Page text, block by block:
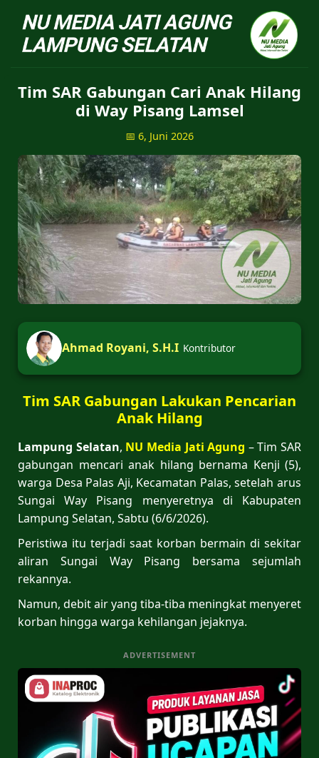
NU Jatiagung - Situs
Tim SAR Gabungan Cari Anak Hilang
di Way Pisang Lamsel
📅 6, Juni 2026
Ahmad Royani, S.H.I Kontributor
Tim SAR Gabungan Lakukan Pencarian
Anak Hilang
Lampung Selatan, NU Media Jati Agung – Tim SAR
gabungan mencari anak hilang bernama Kenji (5),
warga Desa Palas Aji, Kecamatan Palas, setelah arus
Sungai Way Pisang menyeretnya di Kabupaten
Lampung Selatan, Sabtu (6/6/2026).
Peristiwa itu terjadi saat korban bermain di sekitar
aliran Sungai Way Pisang bersama sejumlah
rekannya.
Namun, debit air yang tiba-tiba meningkat menyeret
korban hingga warga kehilangan jejaknya.
ADVERTISEMENT